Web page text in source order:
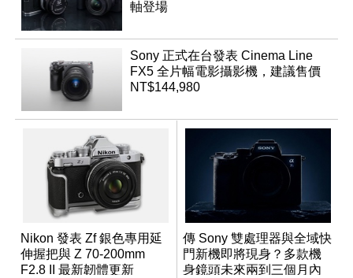
軸登場
Sony 正式在台發表 Cinema Line
FX5 全片幅電影攝影機，建議售價
NT$144,980
Nikon 發表 Zf 銀色專用延
伸握把與 Z 70-200mm
F2.8 II 最新韌體更新
傳 Sony 雙處理器與全域快
門新機即將現身？多款機
身鏡頭未來兩到三個月內